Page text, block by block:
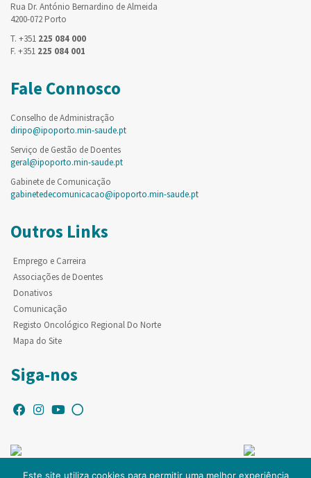
Rua Dr. António Bernardino de Almeida
4200-072 Porto
T. +351 225 084 000
F. +351 225 084 001
Fale Connosco
Conselho de Administração
diripo@ipoporto.min-saude.pt
Serviço de Gestão de Doentes
geral@ipoporto.min-saude.pt
Gabinete de Comunicação
gabinetedecomunicacao@ipoporto.min-saude.pt
Outros Links
Emprego e Carreira
Associações de Doentes
Donativos
Comunicação
Registo Oncológico Regional Do Norte
Mapa do Site
Siga-nos
Este site utiliza cookies para permitir uma melhor experiência